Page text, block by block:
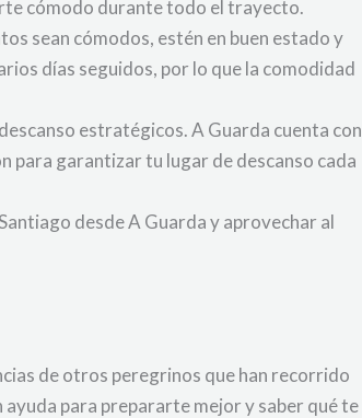
cómodo durante todo el trayecto.
sean cómodos, estén en buen estado y
días seguidos, por lo que la comodidad
estratégicos. A Guarda cuenta con
para garantizar tu lugar de descanso cada
desde A Guarda y aprovechar al
de otros peregrinos que han recorrido
ayuda para prepararte mejor y saber qué te